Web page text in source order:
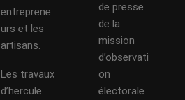
entreprene
urs et les
artisans.
Les travaux
d’hercule
de presse
de la
mission
d’observati
on
électorale